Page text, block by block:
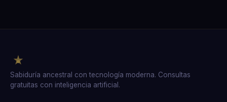
Sabiduría ancestral con tecnología moderna. Consultas
gratuitas con inteligencia artificial.